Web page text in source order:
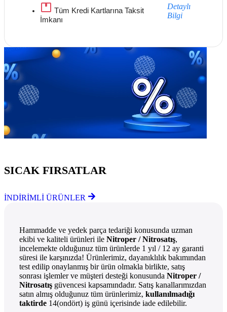
Tüm Kredi Kartlarına Taksit
İmkanı
Detaylı
Bilgi
SICAK FIRSATLAR
İNDİRİMLİ ÜRÜNLER
Hammadde ve yedek parça tedariği konusunda uzman
ekibi ve kaliteli ürünleri ile Nitroper / Nitrosatış,
incelemekte olduğunuz tüm ürünlerde 1 yıl / 12 ay garanti
süresi ile karşınızda! Ürünlerimiz, dayanıklılık bakımından
test edilip onaylanmış bir ürün olmakla birlikte, satış
sonrası işlemler ve müşteri desteği konusunda Nitroper /
Nitrosatış güvencesi kapsamındadır. Satış kanallarımızdan
satın almış olduğunuz tüm ürünlerimiz, kullanılmadığı
taktirde 14(ondört) iş günü içerisinde iade edilebilir.